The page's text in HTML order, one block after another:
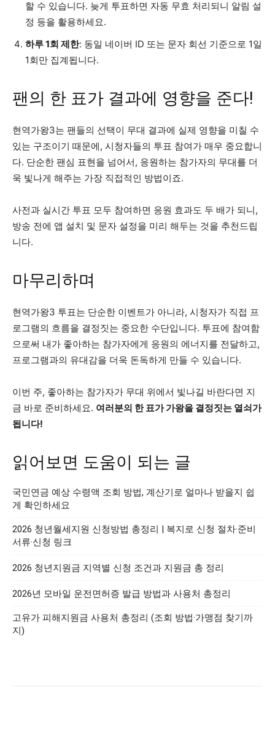
할 수 있습니다. 늦게 투표하면 자동 무효 처리되니 알림 설
정 등을 활용하세요.
하루 1회 제한: 동일 네이버 ID 또는 문자 회선 기준으로 1일
1회만 집계됩니다.
팬의 한 표가 결과에 영향을 준다!
현역가왕3는 팬들의 선택이 무대 결과에 실제 영향을 미칠 수
있는 구조이기 때문에, 시청자들의 투표 참여가 매우 중요합니
다. 단순한 팬심 표현을 넘어서, 응원하는 참가자의 무대를 더
욱 빛나게 해주는 가장 직접적인 방법이죠.
사전과 실시간 투표 모두 참여하면 응원 효과도 두 배가 되니,
방송 전에 앱 설치 및 문자 설정을 미리 해두는 것을 추천드립
니다.
마무리하며
현역가왕3 투표는 단순한 이벤트가 아니라, 시청자가 직접 프
로그램의 흐름을 결정짓는 중요한 수단입니다. 투표에 참여함
으로써 내가 좋아하는 참가자에게 응원의 에너지를 전달하고,
프로그램과의 유대감을 더욱 돈독하게 만들 수 있습니다.
이번 주, 좋아하는 참가자가 무대 위에서 빛나길 바란다면 지
금 바로 준비하세요. 여러분의 한 표가 가왕을 결정짓는 열쇠가
됩니다!
읽어보면 도움이 되는 글
국민연금 예상 수령액 조회 방법, 계산기로 얼마나 받을지 쉽
게 확인하세요
2026 청년월세지원 신청방법 총정리 | 복지로 신청 절차·준비
서류·신청 링크
2026 청년지원금 지역별 신청 조건과 지원금 총 정리
2026년 모바일 운전면허증 발급 방법과 사용처 총정리
고유가 피해지원금 사용처 총정리 (조회 방법·가맹점 찾기까
지)